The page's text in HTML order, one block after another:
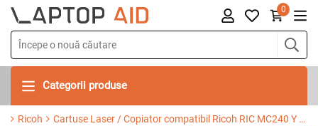
0
Categorii produse
Ricoh Cartuse Laser / Copiator compatibil Ricoh RIC MC240 Y Laser